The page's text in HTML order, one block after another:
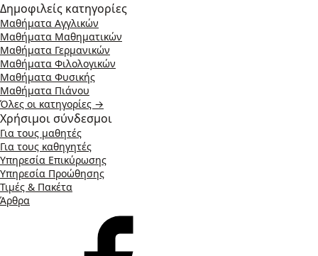
Δημοφιλείς κατηγορίες
Μαθήματα Αγγλικών
Μαθήματα Μαθηματικών
Μαθήματα Γερμανικών
Μαθήματα Φιλολογικών
Μαθήματα Φυσικής
Μαθήματα Πιάνου
Όλες οι κατηγορίες →
Χρήσιμοι σύνδεσμοι
Για τους μαθητές
Για τους καθηγητές
Υπηρεσία Επικύρωσης
Υπηρεσία Προώθησης
Τιμές & Πακέτα
Άρθρα